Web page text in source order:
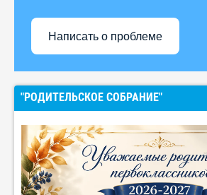
Написать о проблеме
"РОДИТЕЛЬСКОЕ СОБРАНИЕ"